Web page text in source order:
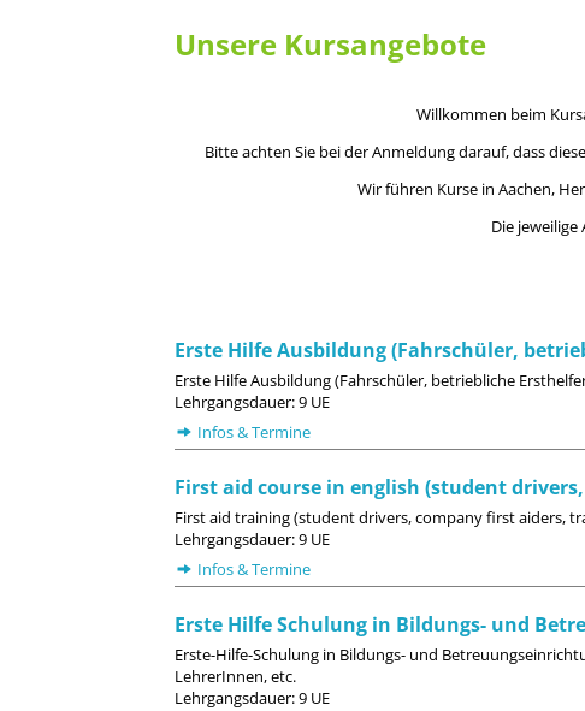
Unsere Kursangebote
Willkommen beim
Bitte achten Sie bei der Anmeldung darauf, dass
Wir führen Kurse in Aachen,
Die jeweilige
Erste Hilfe Ausbildung (Fahrschüler,
Erste Hilfe Ausbildung (Fahrschüler, betriebliche
Lehrgangsdauer: 9 UE
Infos & Termine
First aid course in english (student
First aid training (student drivers, company first aiders,
Lehrgangsdauer: 9 UE
Infos & Termine
Erste Hilfe Schulung in Bildungs- und
Erste-Hilfe-Schulung in Bildungs- und
LehrerInnen, etc.
Lehrgangsdauer: 9 UE